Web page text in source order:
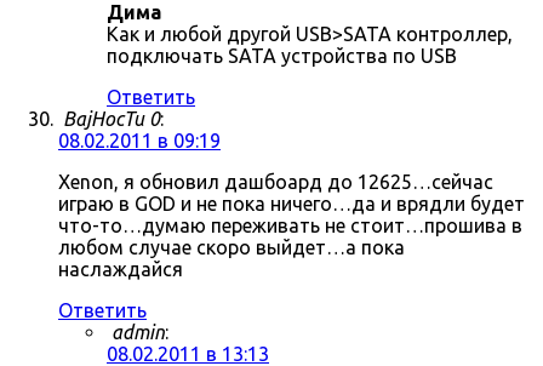
Дима
Как и любой другой USB>SATA контроллер,
подключать SATA устройства по USB
Ответить
BajHocTu 0:
08.02.2011 в 09:19
Xenon, я обновил дашбоард до 12625…сейчас
играю в GOD и не пока ничего…да и врядли будет
что-то…думаю переживать не стоит…прошива в
любом случае скоро выйдет…а пока
наслаждайся
Ответить
admin:
08.02.2011 в 13:13